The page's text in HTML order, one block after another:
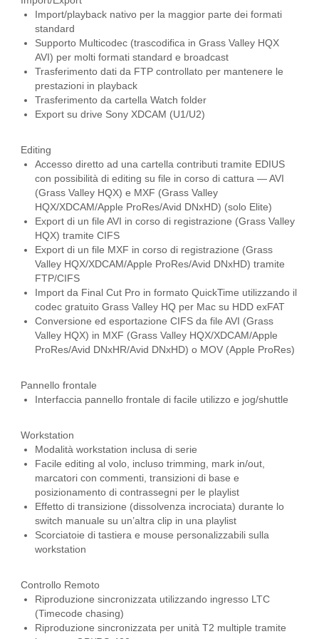
Import/playback nativo per la maggior parte dei formati
standard
Supporto Multicodec (trascodifica in Grass Valley HQX
AVI) per molti formati standard e broadcast
Trasferimento dati da FTP controllato per mantenere le
prestazioni in playback
Trasferimento da cartella Watch folder
Export su drive Sony XDCAM (U1/U2)
Editing
Accesso diretto ad una cartella contributi tramite EDIUS
con possibilità di editing su file in corso di cattura — AVI
(Grass Valley HQX) e MXF (Grass Valley
HQX/XDCAM/Apple ProRes/Avid DNxHD) (solo Elite)
Export di un file AVI in corso di registrazione (Grass Valley
HQX) tramite CIFS
Export di un file MXF in corso di registrazione (Grass
Valley HQX/XDCAM/Apple ProRes/Avid DNxHD) tramite
FTP/CIFS
Import da Final Cut Pro in formato QuickTime utilizzando il
codec gratuito Grass Valley HQ per Mac su HDD exFAT
Conversione ed esportazione CIFS da file AVI (Grass
Valley HQX) in MXF (Grass Valley HQX/XDCAM/Apple
ProRes/Avid DNxHR/Avid DNxHD) o MOV (Apple ProRes)
Pannello frontale
Interfaccia pannello frontale di facile utilizzo e jog/shuttle
Workstation
Modalità workstation inclusa di serie
Facile editing al volo, incluso trimming, mark in/out,
marcatori con commenti, transizioni di base e
posizionamento di contrassegni per le playlist
Effetto di transizione (dissolvenza incrociata) durante lo
switch manuale su un’altra clip in una playlist
Scorciatoie di tastiera e mouse personalizzabili sulla
workstation
Controllo Remoto
Riproduzione sincronizzata utilizzando ingresso LTC
(Timecode chasing)
Riproduzione sincronizzata per unità T2 multiple tramite